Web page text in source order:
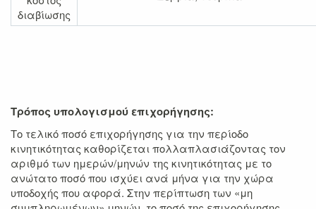
διαβίωσης
Τρόπος υπολογισμού επιχορήγησης:
Το τελικό ποσό επιχορήγησης για την περίοδο
κινητικότητας καθορίζεται πολλαπλασιάζοντας τον
αριθμό των ημερών/μηνών της κινητικότητας με το
ανώτατο ποσό που ισχύει ανά μήνα για την χώρα
υποδοχής που αφορά. Στην περίπτωση των «μη